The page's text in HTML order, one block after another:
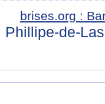
brises.org :
Phillipe-de-